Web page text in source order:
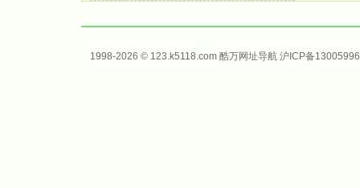
1998-2026 © 123.k5118.com 酷万网址导航 沪ICP备